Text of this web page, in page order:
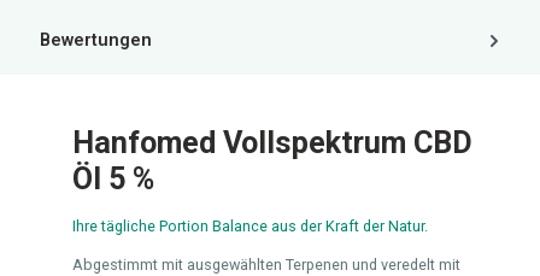
Bewertungen
Hanfomed Vollspektrum CBD
Öl 5 %
Ihre tägliche Portion Balance aus der Kraft der Natur.
Abgestimmt mit ausgewählten Terpenen und veredelt mit